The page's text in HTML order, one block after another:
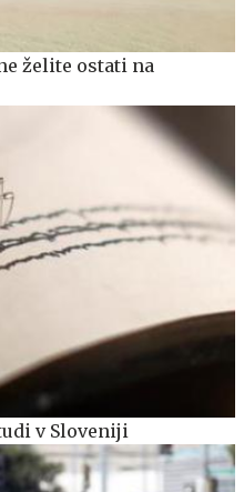
želite ostati na
v Sloveniji